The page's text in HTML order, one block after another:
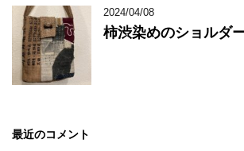
2024/04/08
柿渋染めのショルダ
最近のコメント